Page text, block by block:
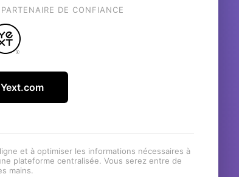
DE CONFIANCE
et à optimiser les informations nécessaires à
plateforme centralisée. Vous serez entre de
mains.